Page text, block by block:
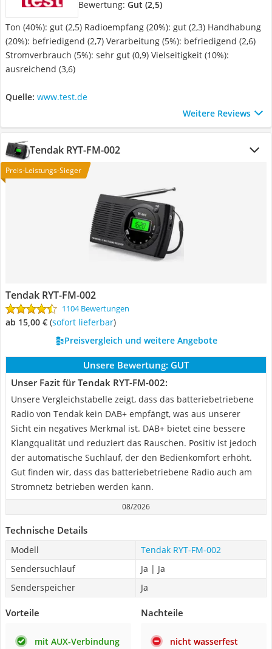
Bewertung: Gut (2,5)
Ton (40%): gut (2,5) Radioempfang (20%): gut (2,3) Handhabung
(20%): befriedigend (2,7) Verarbeitung (5%): befriedigend (2,6)
Stromverbrauch (5%): sehr gut (0,9) Vielseitigkeit (10%):
ausreichend (3,6)
Quelle: www.test.de
Weitere Reviews
Tendak RYT-FM-002
Preis-Leistungs-Sieger
Tendak RYT-FM-002
1104 Bewertungen
ab 15,00 € ( Sofort lieferbar)
Preisvergleich und weitere Angebote
Unsere Bewertung: GUT
Unser Fazit für Tendak RYT-FM-002:
Unsere Vergleichstabelle zeigt, dass das batteriebetriebene
Radio von Tendak kein DAB+ empfängt, was aus unserer
Sicht ein negatives Merkmal ist. DAB+ bietet eine bessere
Klangqualität und reduziert das Rauschen. Positiv ist jedoch
der automatische Suchlauf, der den Bedienkomfort erhöht.
Gut finden wir, dass das batteriebetriebene Radio auch am
Stromnetz betrieben werden kann.
08/2026
Technische Details
Modell
Tendak RYT-FM-002
Sendersuchlauf
Ja | Ja
Senderspeicher
Ja
Vorteile
mit AUX-Verbindung
Nachteile
nicht wasserfest